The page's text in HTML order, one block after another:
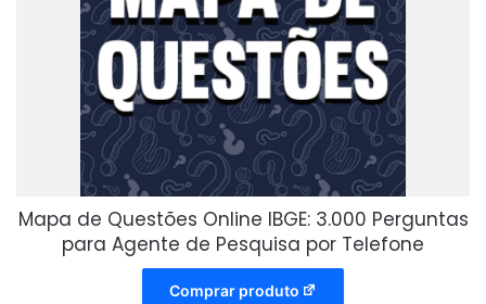
Mapa de Questões Online IBGE: 3.000 Perguntas
para Agente de Pesquisa por Telefone
Comprar produto